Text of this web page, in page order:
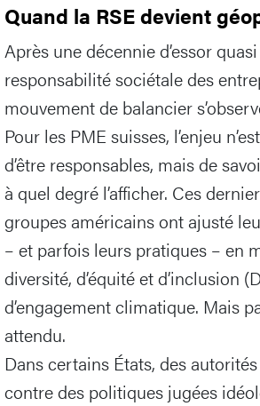
Quand la RSE devient
Après une décennie d’essor
responsabilité sociétale des
mouvement de balancier
Pour les PME suisses, l’enjeu
d’être responsables, mais de
à quel degré l’afficher. Ces
groupes américains ont ajusté
– et parfois leurs pratiques – en
diversité, d’équité et d’inclusion
d’engagement climatique. Mais
attendu.
Dans certains États, des
contre des politiques jugées